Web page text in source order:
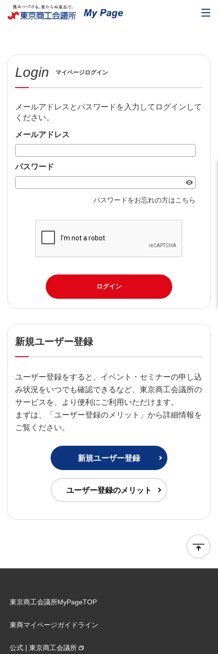
Login マイページログイン
メールアドレスとパスワードを入力してログインして
ください。
メールアドレス
パスワード
パスワードをお忘れの方はこちら
ログイン
新規ユーザー登録
ユーザー登録をすると、イベント・セミナーの申し込
み状況をいつでも確認できるなど、東京商工会議所の
サービスを、より便利にご利用いただけます。
まずは、「ユーザー登録のメリット」から詳細情報を
ご覧ください。
新規ユーザー登録
ユーザー登録のメリット
東京商工会議所MyPageTOP
東商マイページガイドライン
公式 | 東京商工会議所